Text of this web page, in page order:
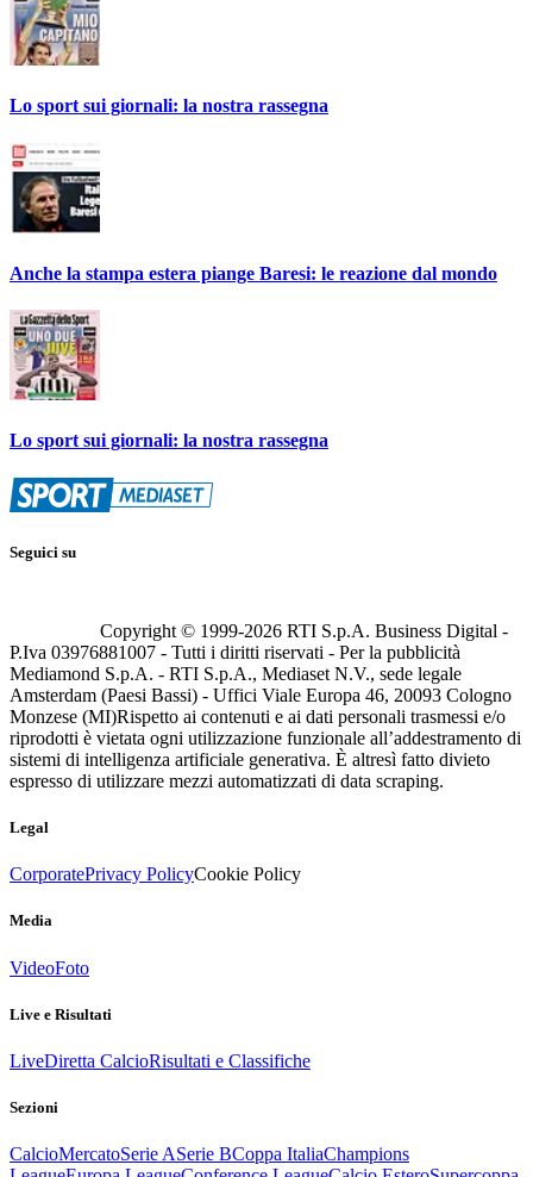
Lo sport sui giornali: la nostra rassegna
Anche la stampa estera piange Baresi: le reazione dal mondo
Lo sport sui giornali: la nostra rassegna
Seguici su
Copyright © 1999-2026 RTI S.p.A. Business Digital -
P.Iva 03976881007 - Tutti i diritti riservati - Per la pubblicità
Mediamond S.p.A. - RTI S.p.A., Mediaset N.V., sede legale
Amsterdam (Paesi Bassi) - Uffici Viale Europa 46, 20093 Cologno
Monzese (MI)Rispetto ai contenuti e ai dati personali trasmessi e/o
riprodotti è vietata ogni utilizzazione funzionale all’addestramento di
sistemi di intelligenza artificiale generativa. È altresì fatto divieto
espresso di utilizzare mezzi automatizzati di data scraping.
Legal
CorporatePrivacy PolicyCookie Policy
Media
VideoFoto
Live e Risultati
LiveDiretta CalcioRisultati e Classifiche
Sezioni
CalcioMercatoSerie ASerie BCoppa ItaliaChampions